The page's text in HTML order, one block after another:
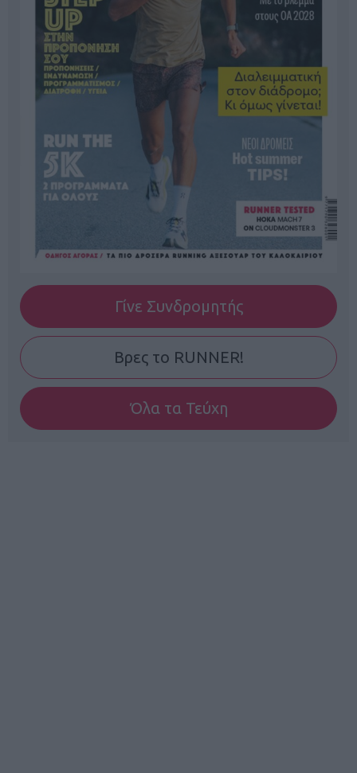
Γίνε Συνδρομητής
Βρες το RUNNER!
Όλα τα Τεύχη